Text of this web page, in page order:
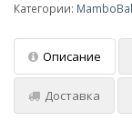
Категории:
Описание
Доставка